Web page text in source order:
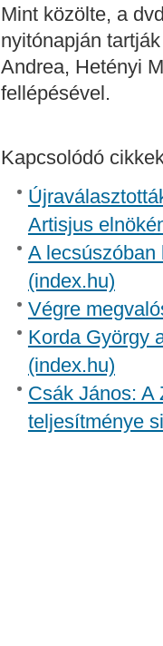
Mint közölte, a
nyitónapján
Andrea, Hetényi
fellépésével.
Kapcsolódó
Artisjus
A lecsúszóban
(index.hu)
Végre
Korda György
(index.hu)
Csák János: A
teljesítménye